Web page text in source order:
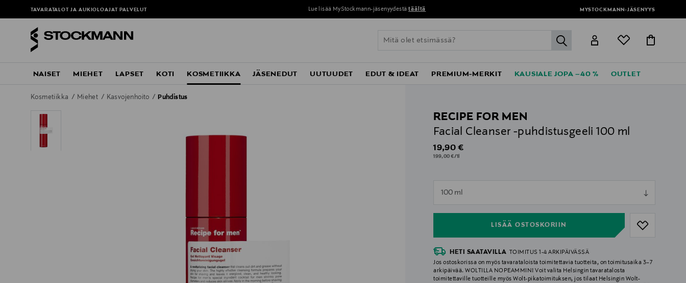
TAVARATALOT JA AUKIOLOAJAT PALVELUT Lue lisää MyStockmann-jäsenyydestä täältä MYSTOCKMANN-JÄSENYYS
label.header.go
NAISET MIEHET LAPSET KOTI KOSMETIIKKA JÄSENEDUT UUTUUDET EDUT & IDEAT PREMIUM-MERKIT KAUSIALE JOPA –40 % OUTLET
Kosmetiikka Miehet Kasvojenhoito Puhdistus
RECIPE FOR MEN
Facial Cleanser -puhdistusgeeli 100 ml
Original Price
19,90 €
199,00 €/1l
100 ml
LISÄÄ OSTOSKORIIN
null
HETI SAATAVILLA
TOIMITUS 1-4 ARKIPÄIVÄSSÄ
Jos ostoskorissa on myös tavarataloista toimitettavia tuotteita, on toimitusaika 3–7
arkipäivää. WOLTILLA NOPEAMMIN! Voit valita Helsingin tavaratalosta
toimitettaville tuotteille myös Wolt-pikatoimituksen, jos tilaat Helsingin Wolt-